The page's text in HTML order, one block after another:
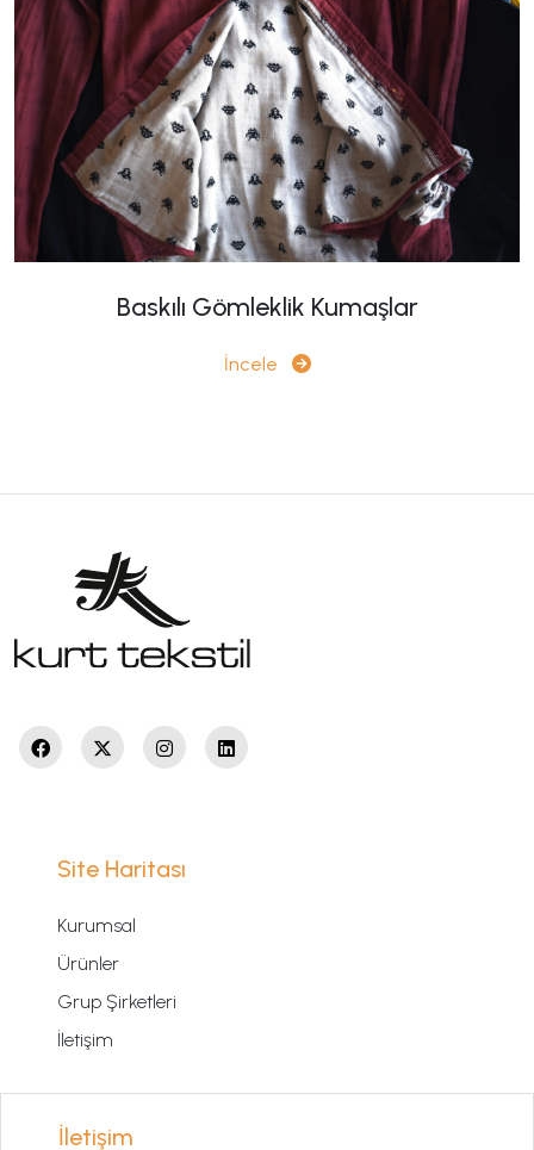
Baskılı Gömleklik Kumaşlar
İncele
Site Haritası
Kurumsal
Ürünler
Grup Şirketleri
İletişim
İletişim